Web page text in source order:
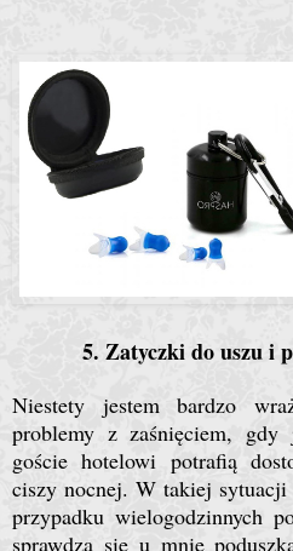
5. Zatyczki do uszu i
Niestety jestem bardzo
problemy z zaśnięciem, gdy
goście hotelowi potrafią
ciszy nocnej. W takiej
przypadku wielogodzinnych
sprawdza się u mnie